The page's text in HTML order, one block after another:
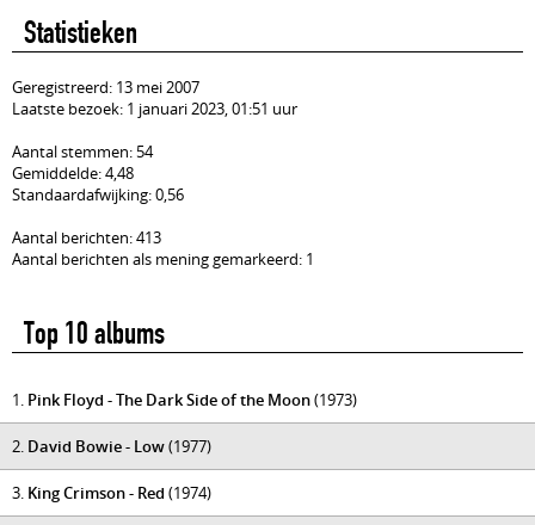
Statistieken
Geregistreerd: 13 mei 2007
Laatste bezoek: 1 januari 2023, 01:51 uur
Aantal stemmen: 54
Gemiddelde: 4,48
Standaardafwijking: 0,56
Aantal berichten: 413
Aantal berichten als mening gemarkeerd: 1
Top 10 albums
1. Pink Floyd - The Dark Side of the Moon(1973)
2. David Bowie - Low(1977)
3. King Crimson - Red (1974)